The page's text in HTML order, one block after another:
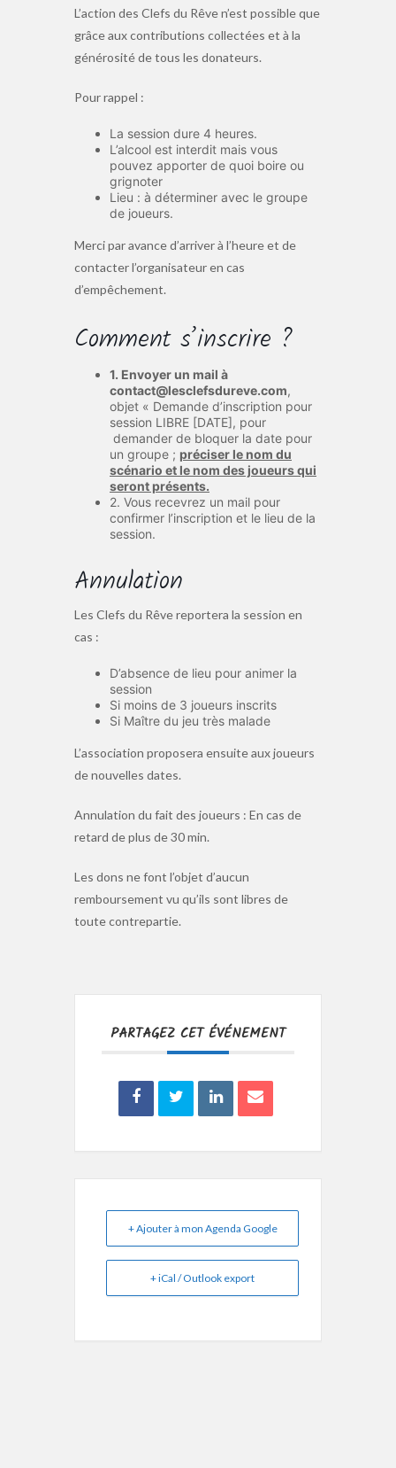
L’action des Clefs du Rêve n’est possible que
grâce aux contributions collectées et à la
générosité de tous les donateurs.
Pour rappel :
La session dure 4 heures.
L’alcool est interdit mais vous
pouvez apporter de quoi boire ou
grignoter
Lieu : à déterminer avec le groupe
de joueurs.
Merci par avance d’arriver à l’heure et de
contacter l’organisateur en cas
d’empêchement.
Comment s’inscrire ?
1. Envoyer un mail à
contact@lesclefsdureve.com,
objet « Demande d’inscription pour
session LIBRE [DATE], pour
demander de bloquer la date pour
un groupe ; préciser le nom du
scénario et le nom des joueurs qui
seront présents.
2. Vous recevrez un mail pour
confirmer l’inscription et le lieu de la
session.
Annulation
Les Clefs du Rêve reportera la session en
cas :
D’absence de lieu pour animer la
session
Si moins de 3 joueurs inscrits
Si Maître du jeu très malade
L’association proposera ensuite aux joueurs
de nouvelles dates.
Annulation du fait des joueurs : En cas de
retard de plus de 30 min.
Les dons ne font l’objet d’aucun
remboursement vu qu’ils sont libres de
toute contrepartie.
PARTAGEZ CET ÉVÉNEMENT
+ Ajouter à mon Agenda Google
+ iCal / Outlook export